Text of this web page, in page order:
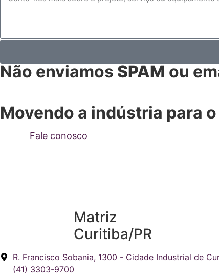
Não enviamos SPAM ou
Movendo a indústria para
Fale conosco
Matriz
Curitiba/PR
R. Francisco Sobania, 1300 - Cidade Industrial de
(41) 3303-9700